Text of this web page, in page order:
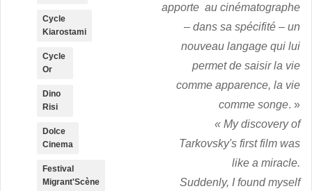
apporte au cinématographe
– dans sa spécifité – un
nouveau langage qui lui
permet de saisir la vie
comme apparence, la vie
comme songe. »
« My discovery of
Tarkovsky's first film was
like a miracle.
Suddenly, I found myself
Cycle
Kiarostami
Cycle
Or
Dino
Risi
Dolce
Cinema
Festival
Migrant'Scène